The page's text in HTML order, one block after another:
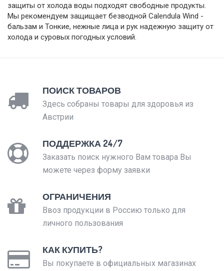
защиты от холода воды подходят свободные продукты.
Мы рекомендуем защищает безводной Calendula Wind -
бальзам и Тонкие, нежные лица и рук надежную защиту от
холода и суровых погодных условий.
ПОИСК ТОВАРОВ
Здесь собраны товары для здоровья из
Австрии
ПОДДЕРЖКА 24/7
Заказать поиск нужного Вам товара Вы
можете через форму заявки
ОГРАНИЧЕНИЯ
Ввоз продукции в Россию только для
личного пользования
КАК КУПИТЬ?
Вы покупаете в официальных магазинах